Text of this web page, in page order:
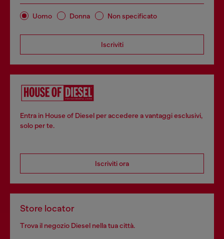
Uomo Donna Non specificato
Iscriviti
Entra in House of Diesel per accedere a vantaggi esclusivi,
solo per te.
Iscriviti ora
Store locator
Trova il negozio Diesel nella tua città.